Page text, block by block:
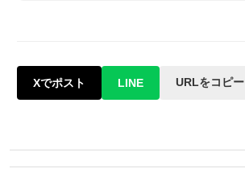
Xでポスト LINE URLをコピー